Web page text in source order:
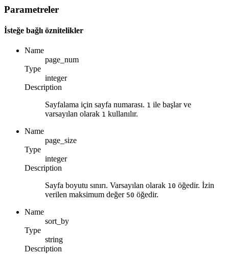
Parametreler
İsteğe bağlı öznitelikler
Name
page_num
Type
integer
Description
Sayfalama için sayfa numarası. 1 ile başlar ve
varsayılan olarak 1 kullanılır.
Name
page_size
Type
integer
Description
Sayfa boyutu sınırı. Varsayılan olarak 10 öğedir. İzin
verilen maksimum değer 50 öğedir.
Name
sort_by
Type
string
Description